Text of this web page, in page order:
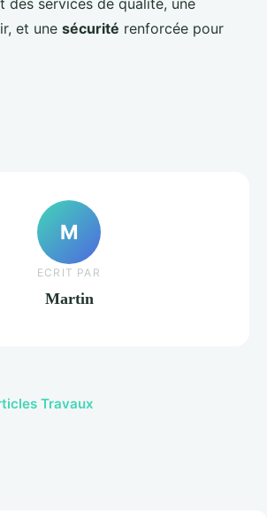
des services de qualité, une
et une sécurité renforcée pour
M
ECRIT PAR
Martin
Travaux